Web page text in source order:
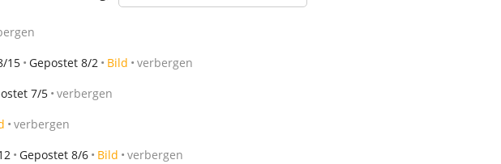
15 Gepostet 8/2 Bild verbergen
7/5 verbergen
verbergen
Gepostet 8/6 Bild verbergen